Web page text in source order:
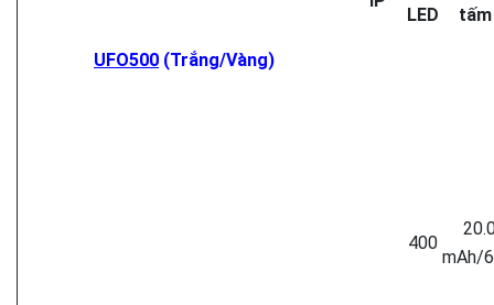
LED
UFO500 (Trắng/Vàng)
400
mAh/